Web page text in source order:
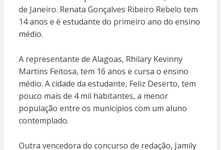
de Janeiro. Renata Gonçalves Ribeiro Rebelo tem
14 anos e é estudante do primeiro ano do ensino
médio.
A representante de Alagoas, Rhilary Kevinny
Martins Feitosa, tem 16 anos e cursa o ensino
médio. A cidade da estudante, Feliz Deserto, tem
pouco mais de 4 mil habitantes, a menor
população entre os municípios com um aluno
contemplado.
Outra vencedora do concurso de redação, Jamily